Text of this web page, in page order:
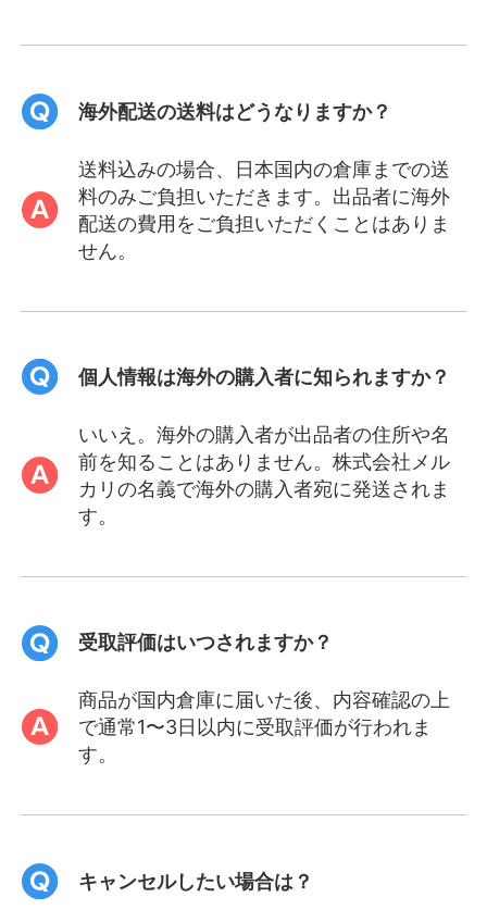
海外配送の送料はどうなりますか？
送料込みの場合、日本国内の倉庫までの送
料のみご負担いただきます。出品者に海外
配送の費用をご負担いただくことはありま
せん。
個人情報は海外の購入者に知られますか？
いいえ。海外の購入者が出品者の住所や名
前を知ることはありません。株式会社メル
カリの名義で海外の購入者宛に発送されま
す。
受取評価はいつされますか？
商品が国内倉庫に届いた後、内容確認の上
で通常1〜3日以内に受取評価が行われま
す。
キャンセルしたい場合は？